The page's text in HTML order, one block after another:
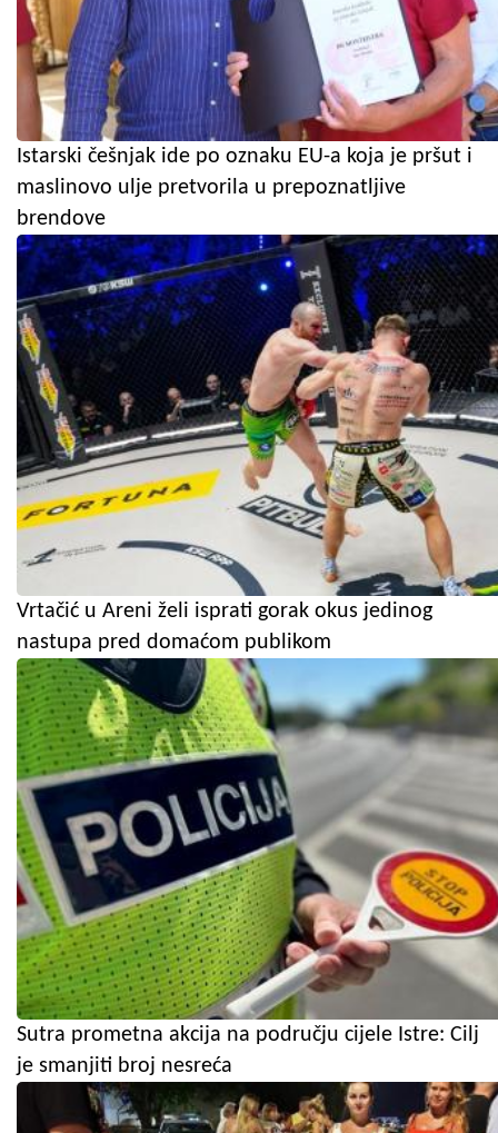
Istarski češnjak ide po oznaku EU-a koja je pršut i
maslinovo ulje pretvorila u prepoznatljive
brendove
Vrtačić u Areni želi isprati gorak okus jedinog
nastupa pred domaćom publikom
Sutra prometna akcija na području cijele Istre: Cilj
je smanjiti broj nesreća